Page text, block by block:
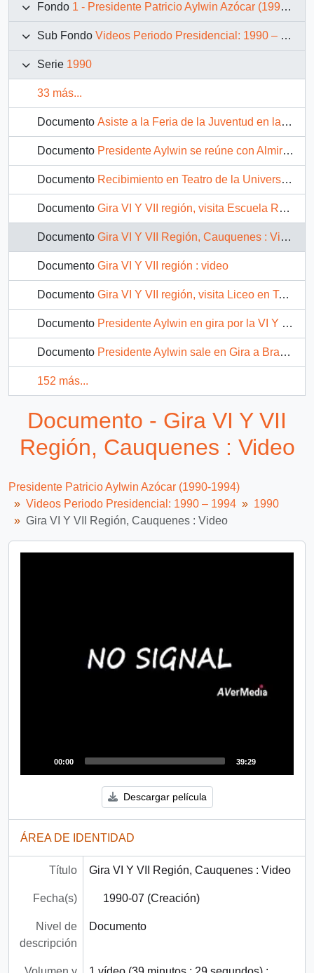
Fondo 1 - Presidente Patricio Aylwin Azócar (1990-1994)
Sub Fondo Videos Periodo Presidencial: 1990 – 1994
Serie 1990
33 más...
Documento Asiste a la Feria de la Juventud en la Estación Mapocho : video
Documento Presidente Aylwin se reúne con Almirantes : video
Documento Recibimiento en Teatro de la Universidad de Chile : video
Documento Gira VI Y VII región, visita Escuela Rosita O'Higgins : Video
Documento Gira VI Y VII Región, Cauquenes : Video
Documento Gira VI Y VII región : video
Documento Gira VI Y VII región, visita Liceo en Talca : Video
Documento Presidente Aylwin en gira por la VI Y VII región : video
Documento Presidente Aylwin sale en Gira a Brasil, conferencia de prensa : video
152 más...
Documento - Gira VI Y VII
Región, Cauquenes : Video
Presidente Patricio Aylwin Azócar (1990-1994)
Videos Periodo Presidencial: 1990 – 1994
1990
Gira VI Y VII Región, Cauquenes : Video
00:00 39:29
Descargar película
ÁREA DE IDENTIDAD
Título Gira VI Y VII Región, Cauquenes : Video
Fecha(s) 1990-07 (Creación)
Nivel de
descripción
Documento